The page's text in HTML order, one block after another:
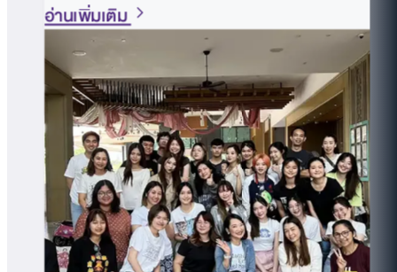
อ่านเพิ่มเติม